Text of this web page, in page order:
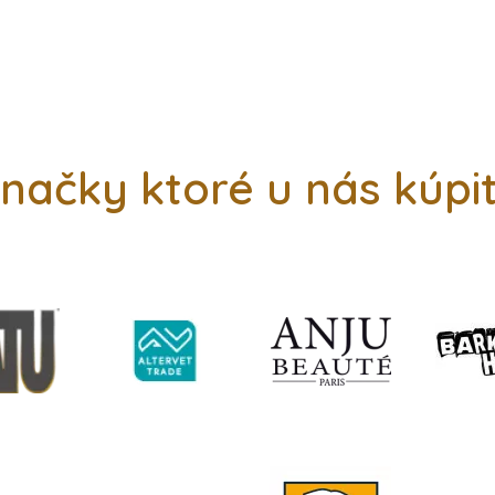
ktoré u nás